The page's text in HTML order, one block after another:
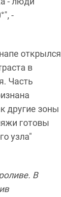
-
открылся
в
Часть
другие зоны
готовы
узла"
В